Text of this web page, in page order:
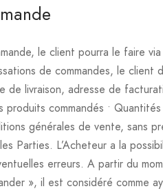
le client pourra le faire
de commandes, le client
de livraison, adresse de
produits commandés •
générales de vente, sans
Parties. L’Acheteur a la
erreurs. A partir du
», il est considéré comme